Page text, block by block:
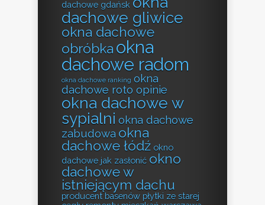
dachowe gdańsk
dachowe gliwice
okna dachowe
obróbka okna
dachowe radom
okna dachowe ranking okna
dachowe roto opinie
okna dachowe w
sypialni okna dachowe
zabudowa okna
dachowe łódź okno
dachowe jak zasłonić okno
dachowe w
istniejącym dachu
producent basenów płytki ze starej